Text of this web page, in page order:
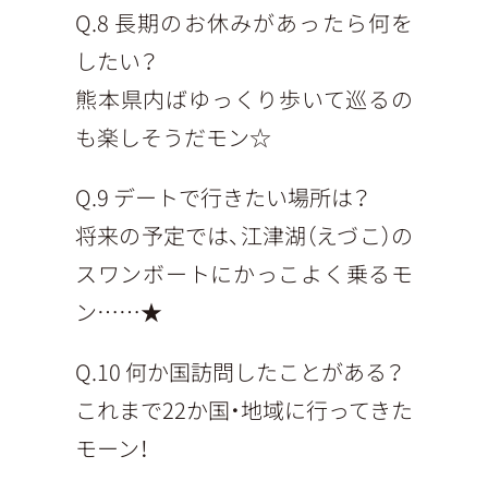
Q.8 長期のお休みがあったら何を
したい？
熊本県内ばゆっくり歩いて巡るの
も楽しそうだモン☆
Q.9 デートで行きたい場所は？
将来の予定では、江津湖（えづこ）の
スワンボートにかっこよく乗るモ
ン……★
Q.10 何か国訪問したことがある？
これまで22か国・地域に行ってきた
モーン！